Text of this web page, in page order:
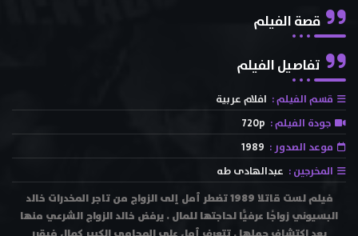
قصة الفيلم
تفاصيل الفيلم
قسم الفيلم : افلام عربية
جودة الفيلم : 720p
موعد الصدور : 1989
المخرجين : عبدالهادى طه
فيلم لست قاتلا 1989 تضطر أمل إلى الزواج من تاجر المخدرات خالد
البسيوني زواجًا عرفيًّا لحاجتها للمال . يرفض خالد الزواج الشرعي منها